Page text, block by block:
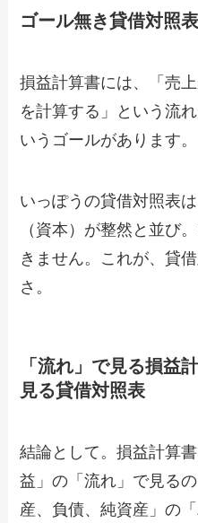
ゴール無き貸借対照
損益計算書には、「売
を計算する」という流
いうゴールがあります。
いっぽうの貸借対照表
（資本）が整然と並び
きません。これが、貸
さ。
「流れ」で見る損益
見る貸借対照表
結論として。損益計算
益」の「流れ」で見る
産、負債、純資産」の